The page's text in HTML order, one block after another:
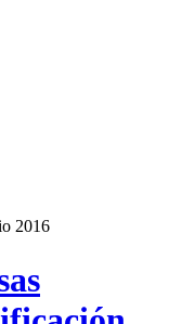
2016